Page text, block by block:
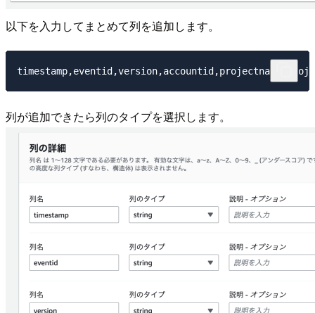
以下を入力してまとめて列を追加します。
列が追加できたら列のタイプを選択します。